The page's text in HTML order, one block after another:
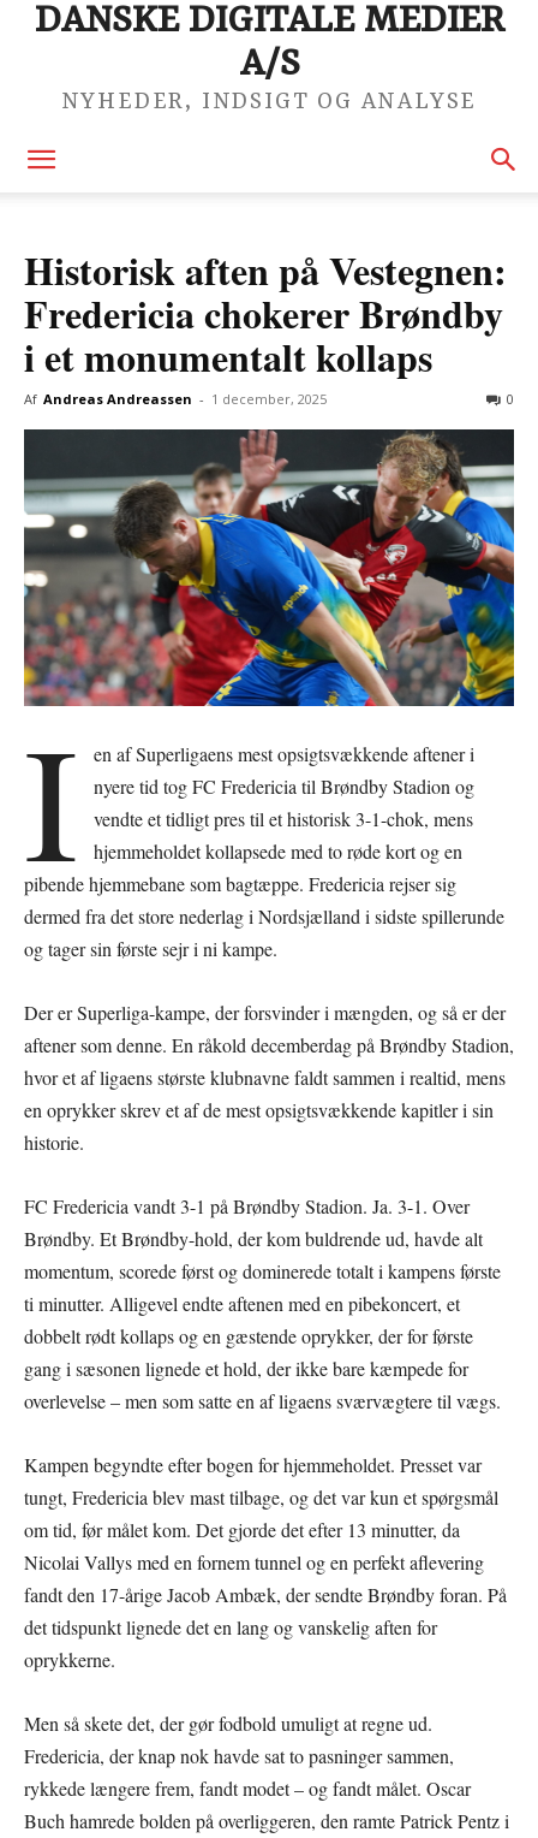
DANSKE DIGITALE MEDIER
A/S
NYHEDER, INDSIGT OG ANALYSE
Historisk aften på Vestegnen:
Fredericia chokerer Brøndby
i et monumentalt kollaps
Af Andreas Andreassen - 1 december, 2025 0
I
en af Superligaens mest opsigtsvækkende aftener i
nyere tid tog FC Fredericia til Brøndby Stadion og
vendte et tidligt pres til et historisk 3-1-chok, mens
hjemmeholdet kollapsede med to røde kort og en
pibende hjemmebane som bagtæppe. Fredericia rejser sig
dermed fra det store nederlag i Nordsjælland i sidste spillerunde
og tager sin første sejr i ni kampe.
Der er Superliga-kampe, der forsvinder i mængden, og så er der
aftener som denne. En råkold decemberdag på Brøndby Stadion,
hvor et af ligaens største klubnavne faldt sammen i realtid, mens
en oprykker skrev et af de mest opsigtsvækkende kapitler i sin
historie.
FC Fredericia vandt 3-1 på Brøndby Stadion. Ja. 3-1. Over
Brøndby. Et Brøndby-hold, der kom buldrende ud, havde alt
momentum, scorede først og dominerede totalt i kampens første
ti minutter. Alligevel endte aftenen med en pibekoncert, et
dobbelt rødt kollaps og en gæstende oprykker, der for første
gang i sæsonen lignede et hold, der ikke bare kæmpede for
overlevelse – men som satte en af ligaens sværvægtere til vægs.
Kampen begyndte efter bogen for hjemmeholdet. Presset var
tungt, Fredericia blev mast tilbage, og det var kun et spørgsmål
om tid, før målet kom. Det gjorde det efter 13 minutter, da
Nicolai Vallys med en fornem tunnel og en perfekt aflevering
fandt den 17-årige Jacob Ambæk, der sendte Brøndby foran. På
det tidspunkt lignede det en lang og vanskelig aften for
oprykkerne.
Men så skete det, der gør fodbold umuligt at regne ud.
Fredericia, der knap nok havde sat to pasninger sammen,
rykkede længere frem, fandt modet – og fandt målet. Oscar
Buch hamrede bolden på overliggeren, den ramte Patrick Pentz i